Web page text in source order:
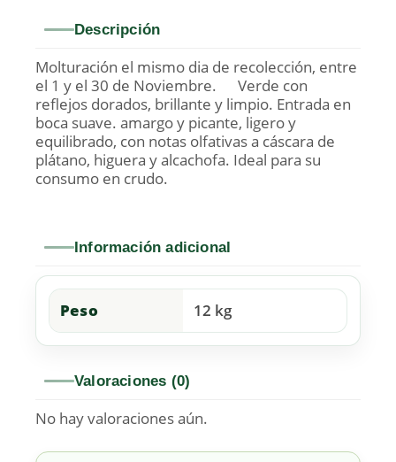
Descripción
Molturación el mismo dia de recolección, entre
el 1 y el 30 de Noviembre. Verde con
reflejos dorados, brillante y limpio. Entrada en
boca suave. amargo y picante, ligero y
equilibrado, con notas olfativas a cáscara de
plátano, higuera y alcachofa. Ideal para su
consumo en crudo.
Información adicional
Peso 12 kg
Valoraciones (0)
No hay valoraciones aún.